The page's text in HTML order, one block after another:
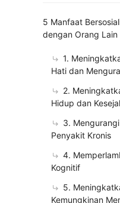
5 Manfaat
dengan Orang Lain
1.
Hati dan
2.
Hidup dan
3.
Penyakit Kronis
4.
Kognitif
5.
Kemungkinan